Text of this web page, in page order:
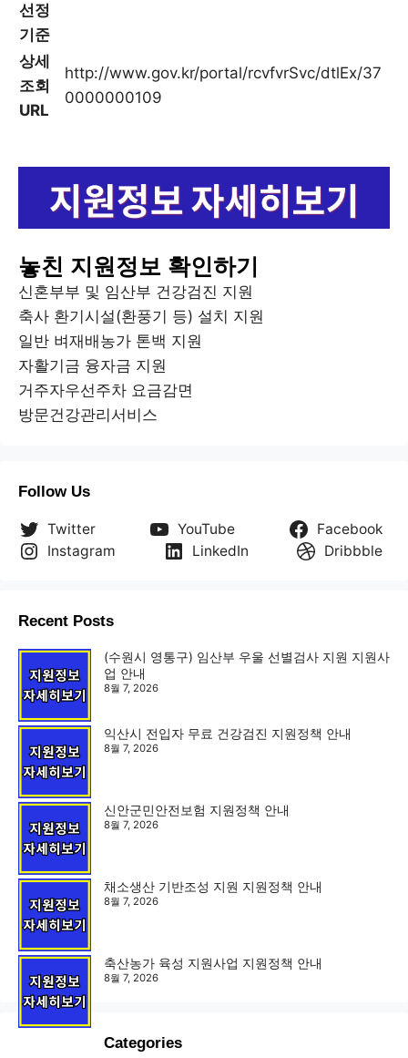
선정
기준
상세
조회
URL
http://www.gov.kr/portal/rcvfvrSvc/dtlEx/37
0000000109
놓친 지원정보 확인하기
신혼부부 및 임산부 건강검진 지원
축사 환기시설(환풍기 등) 설치 지원
일반 벼재배농가 톤백 지원
자활기금 융자금 지원
거주자우선주차 요금감면
방문건강관리서비스
Follow Us
Twitter YouTube
Facebook
Instagram
LinkedIn Dribbble
Recent Posts
(수원시 영통구) 임산부 우울 선별검사 지원 지원사
업 안내
8월 7, 2026
익산시 전입자 무료 건강검진 지원정책 안내
8월 7, 2026
신안군민안전보험 지원정책 안내
8월 7, 2026
채소생산 기반조성 지원 지원정책 안내
8월 7, 2026
축산농가 육성 지원사업 지원정책 안내
8월 7, 2026
Categories